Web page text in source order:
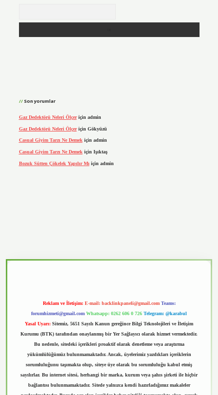
Son yorumlar
Gaz Dedektörü Neleri Ölçeriçin admin
Gaz Dedektörü Neleri Ölçeriçin Gökyüzü
Casual Giyim Tarzı Ne Demekiçin admin
Casual Giyim Tarzı Ne Demek için Işıktaş
Bozuk Sütten Çökelek Yapılır Mı için admin
Reklam ve İletişim: E-mail: backlinkpaneli@gmail.com Teams:
forumhizmeti@gmail.com Whatsapp: 0262 606 0 726 Telegram: @karabul
Yasal Uyarı: Sitemiz, 5651 Sayılı Kanun gereğince Bilgi Teknolojileri ve İletişim
Kurumu (BTK) tarafından onaylanmış bir Yer Sağlayıcı olarak hizmet vermektedir.
Bu nedenle, sitedeki içerikleri proaktif olarak denetleme veya araştırma
yükümlülüğümüz bulunmamaktadır. Ancak, üyelerimiz yazdıkları içeriklerin
sorumluluğunu taşımakta olup, siteye üye olarak bu sorumluluğu kabul etmiş
sayılırlar. Bu internet sitesi, herhangi bir marka, kurum veya şahıs şirketi ile hiçbir
bağlantısı bulunmamaktadır. Sitede yalnızca kendi hazırladığımız makaleler